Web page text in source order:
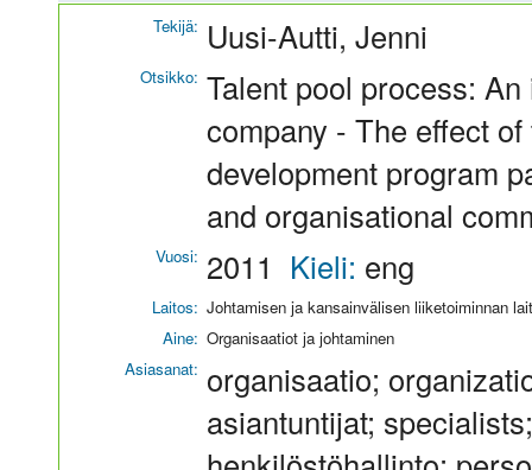
Tekijä: Uusi-Autti, Jenni
Otsikko: Talent pool process:
company - The effect
development program
and organisational
Vuosi: 2011 Kieli: eng
Laitos: Johtamisen ja kansainvälisen liiketoiminnan
Aine: Organisaatiot ja johtaminen
Asiasanat: organisaatio;
asiantuntijat;